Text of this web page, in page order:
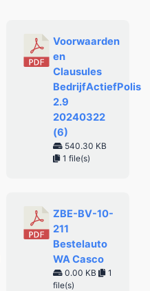
Voorwaarden
en
Clausules
BedrijfActiefPolis
2.9
20240322
(6)
540.30 KB
1 file(s)
ZBE-BV-10-
211
Bestelauto
WA Casco
0.00 KB
1
file(s)